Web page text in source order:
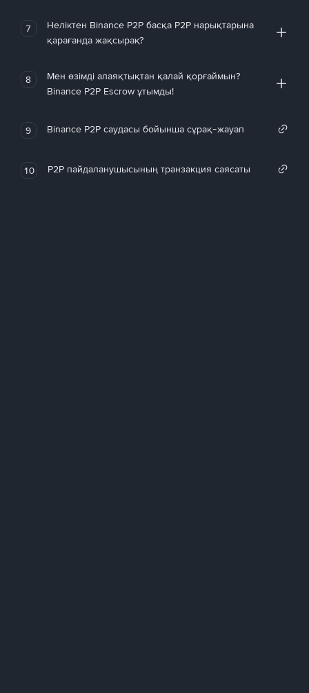
7
Неліктен Binance P2P басқа P2P нарықтарына
қарағанда жақсырақ?
8
Мен өзімді алаяқтықтан қалай қорғаймын?
Binance P2P Escrow ұтымды!
9 Binance P2P саудасы бойынша сұрақ-жауап
10 P2P пайдаланушысының транзакция саясаты